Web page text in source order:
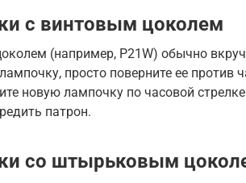
с винтовым цоколем
(например, P21W) обычно
просто поверните ее против
новую лампочку по часовой
патрон.
со штырьковым